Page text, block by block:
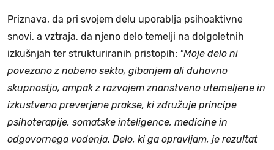
Priznava, da pri svojem delu uporablja psihoaktivne
snovi, a vztraja, da njeno delo temelji na dolgoletnih
izkušnjah ter strukturiranih pristopih: "Moje delo ni
povezano z nobeno sekto, gibanjem ali duhovno
skupnostjo, ampak z razvojem znanstveno utemeljene in
izkustveno preverjene prakse, ki združuje principe
psihoterapije, somatske inteligence, medicine in
odgovornega vodenja. Delo, ki ga opravljam, je rezultat